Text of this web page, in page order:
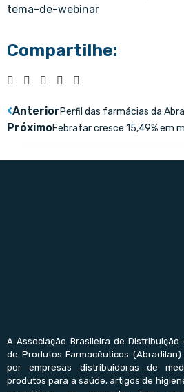
tema-de-webinar
Compartilhe:
AnteriorPerfil das farmácias da
PróximoFebrafar cresce 15,49% em
A Associação Brasileira de Distribuição
de Produtos Farmacêuticos
por empresas distribuidoras de
produtos para a saúde, artigos de